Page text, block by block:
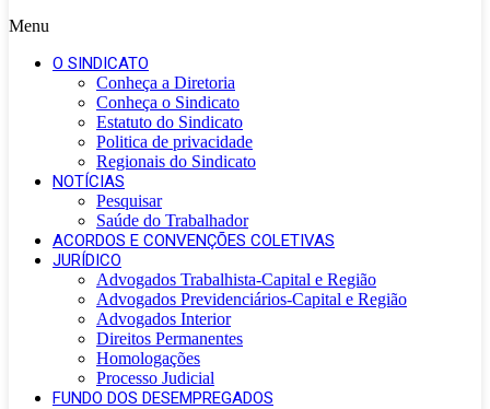
Menu
O SINDICATO
Conheça a Diretoria
Conheça o Sindicato
Estatuto do Sindicato
Politica de privacidade
Regionais do Sindicato
NOTÍCIAS
Pesquisar
Saúde do Trabalhador
ACORDOS E CONVENÇÕES COLETIVAS
JURÍDICO
Advogados Trabalhista-Capital e Região
Advogados Previdenciários-Capital e Região
Advogados Interior
Direitos Permanentes
Homologações
Processo Judicial
FUNDO DOS DESEMPREGADOS